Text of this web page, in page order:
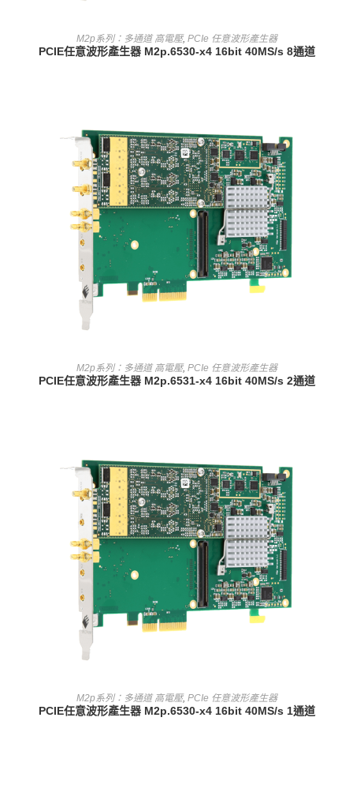
查看內容
M2p系列：多通道 高電壓, PCIe 任意波形產生器
PCIE任意波形產生器 M2p.6530-x4 16bit 40MS/s 8通道
查看內容
M2p系列：多通道 高電壓, PCIe 任意波形產生器
PCIE任意波形產生器 M2p.6531-x4 16bit 40MS/s 2通道
查看內容
M2p系列：多通道 高電壓, PCIe 任意波形產生器
PCIE任意波形產生器 M2p.6530-x4 16bit 40MS/s 1通道